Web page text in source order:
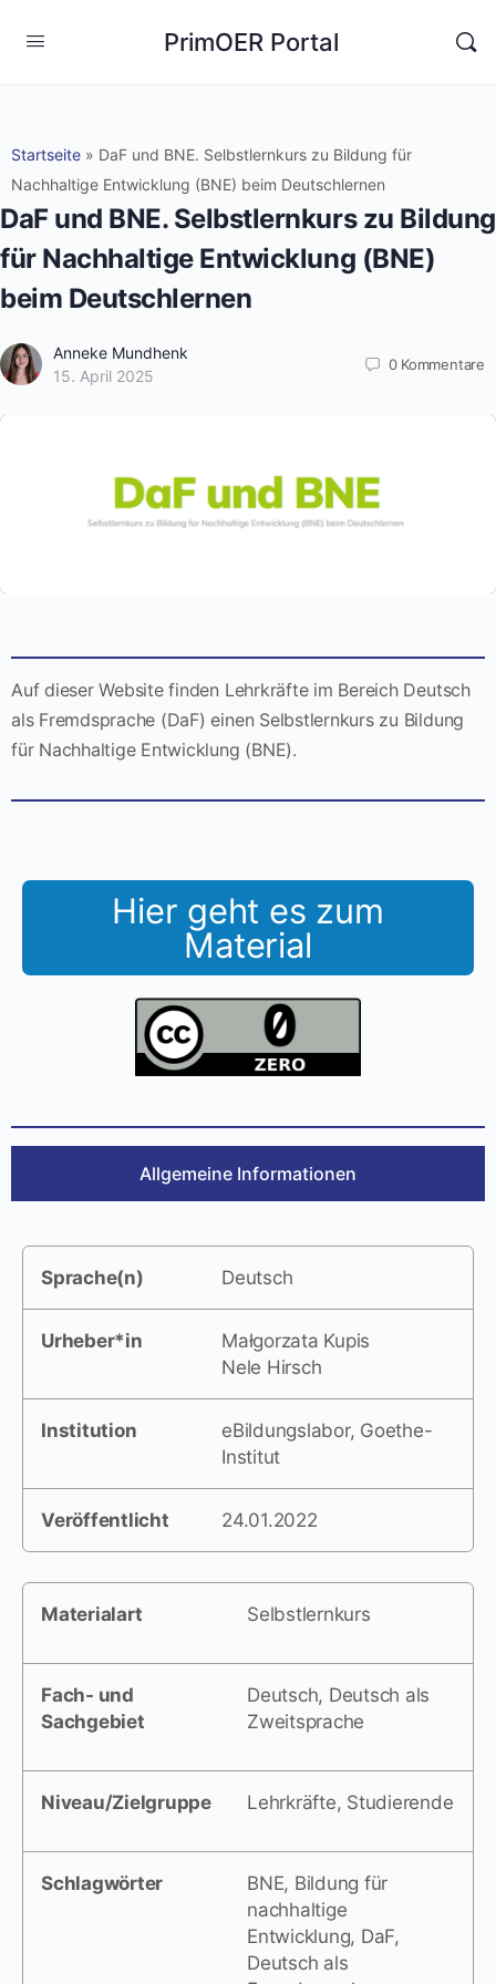
PrimOER Portal
Startseite » DaF und BNE. Selbstlernkurs zu Bildung für
Nachhaltige Entwicklung (BNE) beim Deutschlernen
DaF und BNE. Selbstlernkurs zu Bildung
für Nachhaltige Entwicklung (BNE)
beim Deutschlernen
Anneke Mundhenk
15. April 2025
0 Kommentare
Auf dieser Website finden Lehrkräfte im Bereich Deutsch
als Fremdsprache (DaF) einen Selbstlernkurs zu Bildung
für Nachhaltige Entwicklung (BNE).
Hier geht es zum
Material
Allgemeine Informationen
Sprache(n) Deutsch
Urheber*in
Małgorzata Kupis
Nele Hirsch
Institution
eBildungslabor, Goethe-
Institut
Veröffentlicht 24.01.2022
Materialart Selbstlernkurs
Fach- und
Sachgebiet
Deutsch, Deutsch als
Zweitsprache
Niveau/Zielgruppe Lehrkräfte, Studierende
Schlagwörter
BNE, Bildung für
nachhaltige
Entwicklung, DaF,
Deutsch als